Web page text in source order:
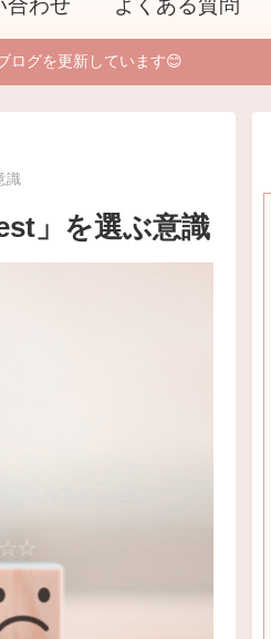
合わせ よくある質問
ログを更新しています😊
識
」を選ぶ意識